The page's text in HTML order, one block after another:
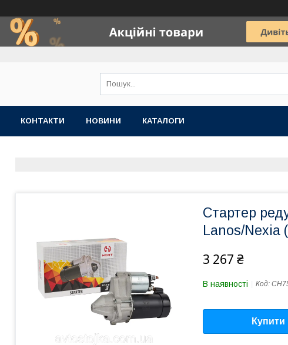
КОНТАКТИ НОВИНИ КАТАЛОГИ
Стартер
Lanos/Nexia
3 267 ₴
В наявності Код:
Купити